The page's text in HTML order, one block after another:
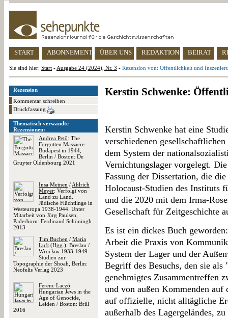
START ABONNEMENT ÜBER UNS REDAKTION BEIRAT
Sie sind hier: Start - Ausgabe 24 (2024), Nr. 3 - Rezension von: Öffentlichkeit und
Rezension
Kommentar schreiben
Druckfassung
Thematisch verwandte
Rezensionen:
Andrea Pető: The
Forgotten Massacre.
Budapest in 1944,
Berlin / Boston: De
Gruyter Oldenbourg 2021
Insa Meinen / Ahlrich
Meyer: Verfolgt von
Land zu Land.
Jüdische Flüchtlinge in
Westeuropa 1938-1944. Unter
Mitarbeit von Jörg Paulsen,
Paderborn: Ferdinand Schöningh
2013
Tim Buchen / Maria
Luft (Hgg.): Breslau /
Wrocław 1933-1949.
Studien zur
Topographie der Shoah, Berlin:
Neofelis Verlag 2023
Ferenc Laczó:
Hungarian Jews in the
Age of Genocide,
Leiden / Boston: Brill
2016
Kerstin Schwenke:
Kerstin Schwenke hat eine
verschiedenen
dem System der
Vernichtungslager vorgelegt.
Fassung der Dissertation, die
Holocaust-Studien des Instituts
und die 2020 mit dem Irma-
Gesellschaft für Zeitgeschichte
Es ist ein dickes Buch
Arbeit die Praxis von
System der Lager und der
Begriff des Besuchs, den sie
genehmigtes Zusammentreffen
und von außen Kommenden
auf offizielle, nicht alltägliche
außerhalb des Lagergeländes,